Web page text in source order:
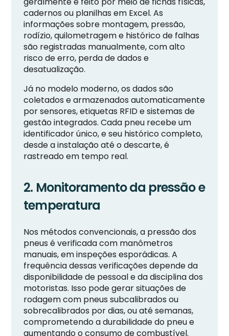
cadernos ou planilhas em Excel. As
informações sobre montagem, pressão,
rodízio, quilometragem e histórico de falhas
são registradas manualmente, com alto
risco de erro, perda de dados e
desatualização.
Já no modelo moderno, os dados são
coletados e armazenados automaticamente
por sensores, etiquetas RFID e sistemas de
gestão integrados. Cada pneu recebe um
identificador único, e seu histórico completo,
desde a instalação até o descarte, é
rastreado em tempo real.
2. Monitoramento da pressão e
temperatura
Nos métodos convencionais, a pressão dos
pneus é verificada com manômetros
manuais, em inspeções esporádicas. A
frequência dessas verificações depende da
disponibilidade de pessoal e da disciplina dos
motoristas. Isso pode gerar situações de
rodagem com pneus subcalibrados ou
sobrecalibrados por dias, ou até semanas,
comprometendo a durabilidade do pneu e
aumentando o consumo de combustível.